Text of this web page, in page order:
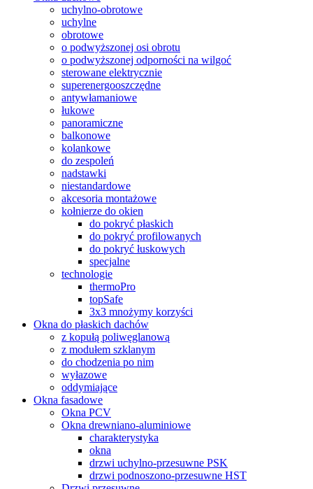
uchylno-obrotowe
uchylne
obrotowe
o podwyższonej osi obrotu
o podwyższonej odporności na wilgoć
sterowane elektrycznie
superenergooszczędne
antywłamaniowe
łukowe
panoramiczne
balkonowe
kolankowe
do zespoleń
nadstawki
niestandardowe
akcesoria montażowe
kołnierze do okien
do pokryć płaskich
do pokryć profilowanych
do pokryć łuskowych
specjalne
technologie
thermoPro
topSafe
3x3 mnożymy korzyści
Okna do płaskich dachów
z kopułą poliwęglanową
z modułem szklanym
do chodzenia po nim
wyłazowe
oddymiające
Okna fasadowe
Okna PCV
Okna drewniano-aluminiowe
charakterystyka
okna
drzwi uchylno-przesuwne PSK
drzwi podnoszono-przesuwne HST